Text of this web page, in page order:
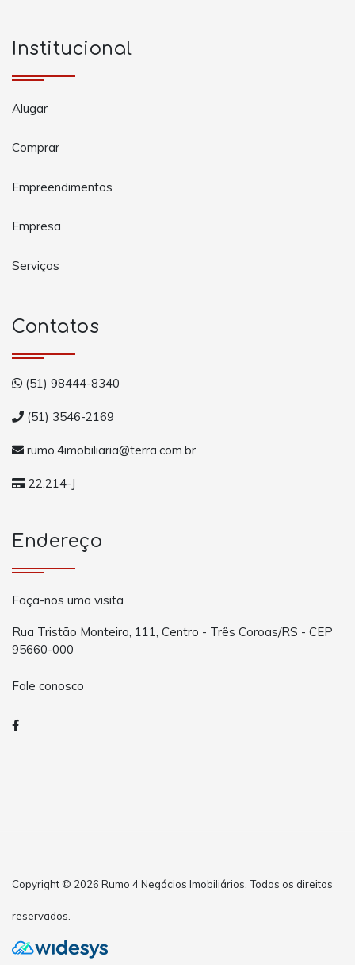
Institucional
Alugar
Comprar
Empreendimentos
Empresa
Serviços
Contatos
(51) 98444-8340
(51) 3546-2169
rumo.4imobiliaria@terra.com.br
22.214-J
Endereço
Faça-nos uma visita
Rua Tristão Monteiro, 111, Centro - Três Coroas/RS - CEP
95660-000
Fale conosco
Copyright © 2026 Rumo 4 Negócios Imobiliários. Todos os direitos
reservados.